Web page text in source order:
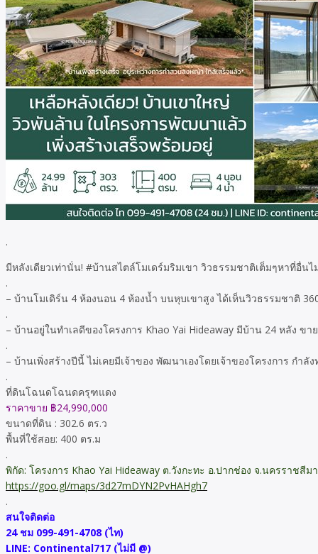
.
มีหลังเดียวเท่านั่น! #บ้านสไตล์โมเดร์มริมเขา วิวธรรมชาติเต็มๆหาที่อื่นไ
.
– บ้านโมเดิร์น 4 ห้องนอน 4 ห้องน้ำ บนหุบเขาสูง ได้เห็นวิวธรรมชาติ
.
– บ้านอยู่ในทำเลดีของโครงการ Khao Yai Hideaway มีบ้าน 24 หลัง
.
– บ้านเพิ่งสร้างปีนี้ ไม่เคยมีเจ้าของ พัฒนาเองโดยเจ้าของโครงการ กำ
.
ที่ดินโฉนดโฉนดครุฑแดง
ราคาขาย ฿24,990,000
ขนาดที่ดิน : 302.6 ตร.ว
พื้นที่ใช้สอย: 400 ตร.ม
.
พิกัด: โครงการ Khao Yai Hideaway ต.วังกะทะ อ.ปากช่อง จ.นครราชสีมา
https://goo.gl/maps/3d27mDYN2PvHAHgh7
.
สนใจติดต่อ
24 ชม 099-491-4708 (ไท)
LINE: Continental717 (ไม่มี @)